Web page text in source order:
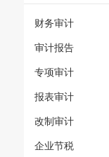
财务审计
审计报告
专项审计
报表审计
改制审计
企业节税